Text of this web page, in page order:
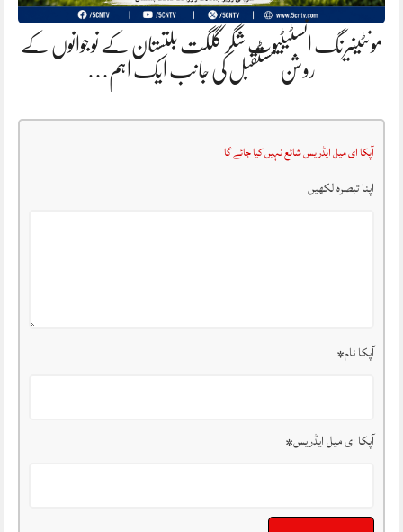
مونٹینیرنگ انسٹیٹیوٹ شگر گلگت بلتستان کے نوجوانوں کے
روشن مستقبل کی جانب ایک اہم…
آپکا ای میل ایڈریس شائع نہیں کیا جائے گا
اپنا تبصرہ لکھیں
آپکا نام*
آپکا ای میل ایڈریس*